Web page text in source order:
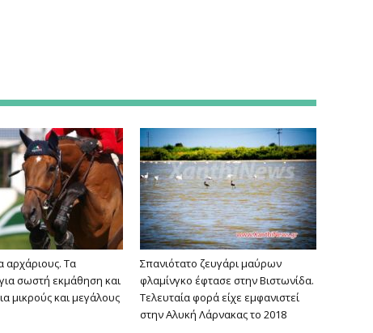
αρχάριους. Τα
σωστή εκμάθηση και
μικρούς και μεγάλους
Σπανιότατο ζευγάρι μαύρων
φλαμίνγκο έφτασε στην Βιστωνίδα.
Τελευταία φορά είχε εμφανιστεί
στην Αλυκή Λάρνακας το 2018